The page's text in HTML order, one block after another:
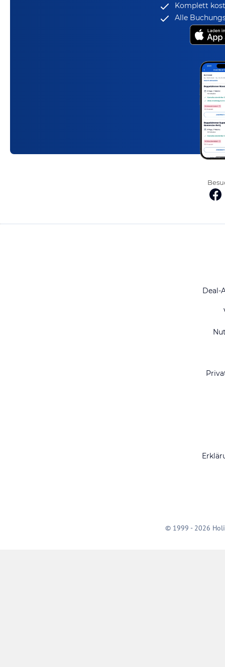
Komplett
Alle
Deal-
© 1999 - 2026